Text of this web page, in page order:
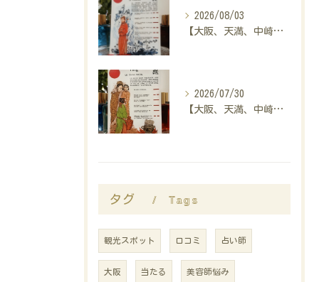
2026/08/03
【大阪、天満、中崎町の占い】madam豊子、本日のメッセージ
2026/07/30
【大阪、天満、中崎町の占い】madam豊子、本日のメッセージ
タグ Tags
観光スポット 口コミ 占い師
大阪 当たる 美容師悩み